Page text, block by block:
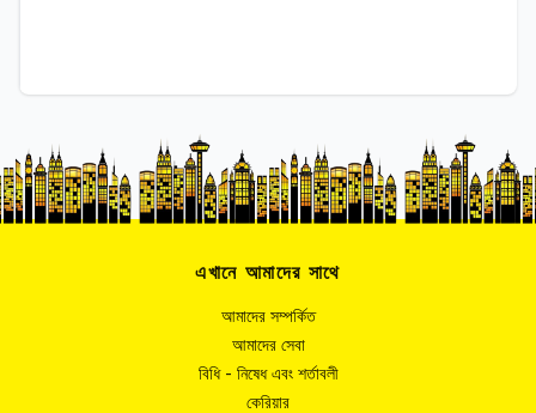
এখানে আমাদের সাথে
আমাদের সম্পর্কিত
আমাদের সেবা
বিধি - নিষেধ এবং শর্তাবলী
কেরিয়ার